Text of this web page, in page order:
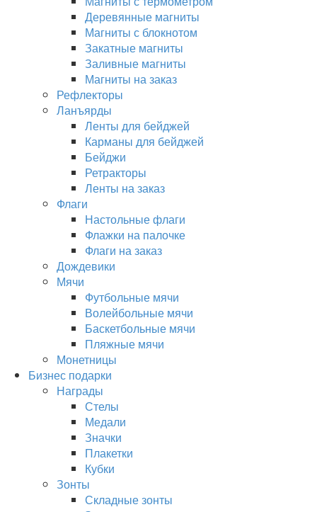
Деревянные магниты
Магниты с блокнотом
Закатные магниты
Заливные магниты
Магниты на заказ
Рефлекторы
Ланъярды
Ленты для бейджей
Карманы для бейджей
Бейджи
Ретракторы
Ленты на заказ
Флаги
Настольные флаги
Флажки на палочке
Флаги на заказ
Дождевики
Мячи
Футбольные мячи
Волейбольные мячи
Баскетбольные мячи
Пляжные мячи
Монетницы
Бизнес подарки
Награды
Стелы
Медали
Значки
Плакетки
Кубки
Зонты
Складные зонты